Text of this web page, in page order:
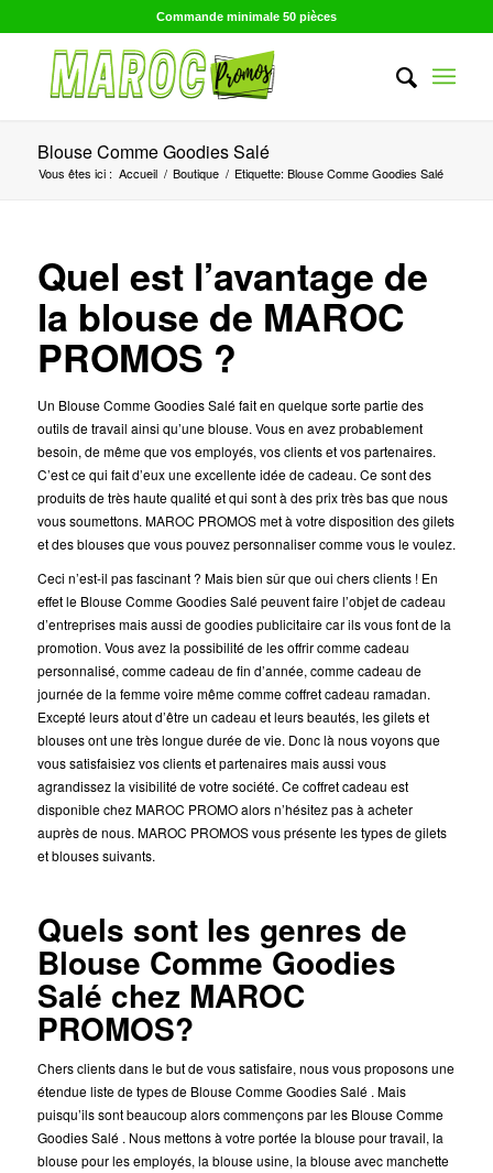
Commande minimale 50 pièces
Blouse Comme Goodies Salé
Vous êtes ici : Accueil / Boutique / Etiquette: Blouse Comme Goodies Salé
Quel est l’avantage de
la blouse de MAROC
PROMOS ?
Un Blouse Comme Goodies Salé fait en quelque sorte partie des
outils de travail ainsi qu’une blouse. Vous en avez probablement
besoin, de même que vos employés, vos clients et vos partenaires.
C’est ce qui fait d’eux une excellente idée de cadeau. Ce sont des
produits de très haute qualité et qui sont à des prix très bas que nous
vous soumettons. MAROC PROMOS met à votre disposition des gilets
et des blouses que vous pouvez personnaliser comme vous le voulez.
Ceci n’est-il pas fascinant ? Mais bien sûr que oui chers clients ! En
effet le Blouse Comme Goodies Salé peuvent faire l’objet de cadeau
d’entreprises mais aussi de goodies publicitaire car ils vous font de la
promotion. Vous avez la possibilité de les offrir comme cadeau
personnalisé, comme cadeau de fin d’année, comme cadeau de
journée de la femme voire même comme coffret cadeau ramadan.
Excepté leurs atout d’être un cadeau et leurs beautés, les gilets et
blouses ont une très longue durée de vie. Donc là nous voyons que
vous satisfaisiez vos clients et partenaires mais aussi vous
agrandissez la visibilité de votre société. Ce coffret cadeau est
disponible chez MAROC PROMO alors n’hésitez pas à acheter
auprès de nous. MAROC PROMOS vous présente les types de gilets
et blouses suivants.
Quels sont les genres de
Blouse Comme Goodies
Salé chez MAROC
PROMOS?
Chers clients dans le but de vous satisfaire, nous vous proposons une
étendue liste de types de Blouse Comme Goodies Salé . Mais
puisqu’ils sont beaucoup alors commençons par les Blouse Comme
Goodies Salé . Nous mettons à votre portée la blouse pour travail, la
blouse pour les employés, la blouse usine, la blouse avec manchette